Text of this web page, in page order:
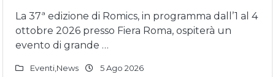
La 37ª edizione di Romics, in programma dall’1 al 4
ottobre 2026 presso Fiera Roma, ospiterà un
evento di grande …
Eventi News 5 Ago 2026